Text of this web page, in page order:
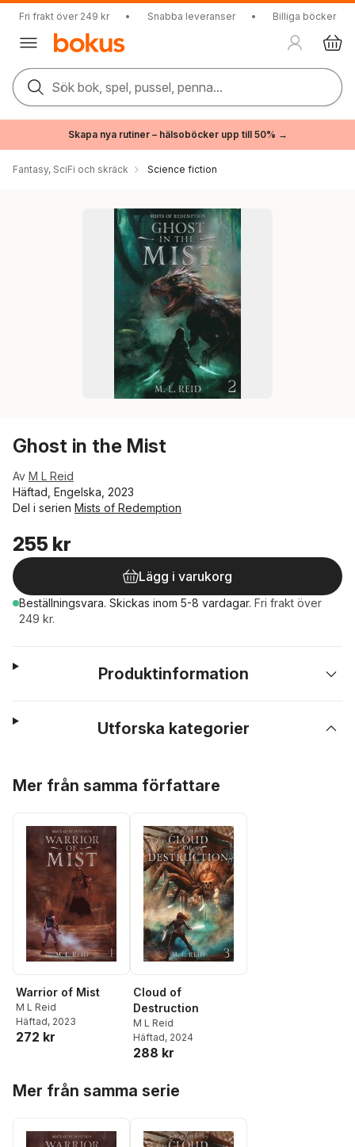
Fri frakt över 249 kr • Snabba leveranser • Billiga böcker
Sök bok, spel, pussel, penna...
Skapa nya rutiner – hälsoböcker upp till 50% →
Fantasy, SciFi och skräck Science fiction
Ghost in the Mist
Av M L Reid
Häftad, Engelska, 2023
Del i serien Mists of Redemption
255 kr
Lägg i varukorg
Beställningsvara. Skickas inom 5-8 vardagar. Fri frakt över
249 kr.
Produktinformation
Utforska kategorier
Mer från samma författare
Warrior of Mist
M L Reid
Häftad, 2023
272 kr
Cloud of
Destruction
M L Reid
Häftad, 2024
288 kr
Mer från samma serie